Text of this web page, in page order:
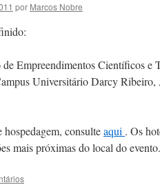
por Marcos Nobre
Empreendimentos Científicos e
Universitário Darcy
hospedagem, consulteaqui . Os
mais próximas do local do evento.